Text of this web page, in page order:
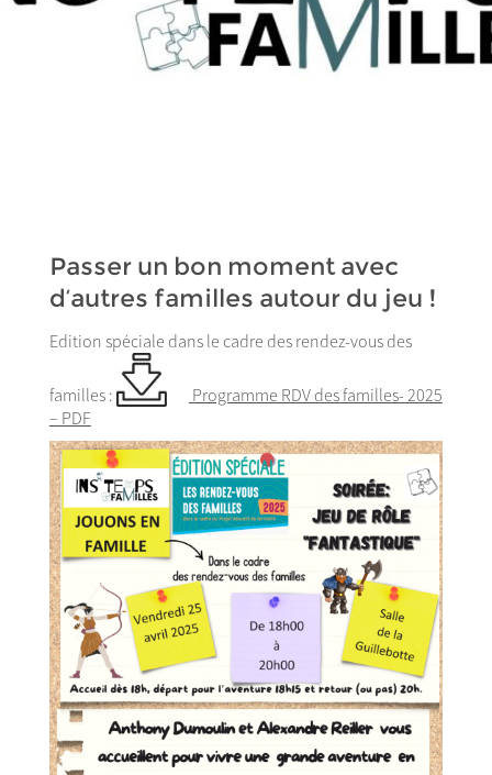
Passer un bon moment avec
d’autres familles autour du jeu !
Edition spéciale dans le cadre des rendez-vous des
familles :
Programme RDV des familles- 2025
– PDF